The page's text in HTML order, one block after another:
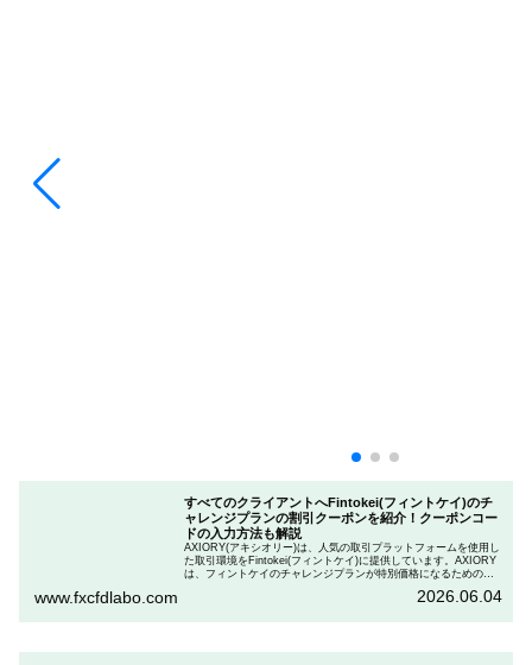
すべてのクライアントへFintokei(フィントケイ)のチ
ャレンジプランの割引クーポンを紹介！クーポンコー
ドの入力方法も解説
AXIORY(アキシオリー)は、人気の取引プラットフォームを使用し
た取引環境をFintokei(フィントケイ)に提供しています。AXIORY
は、フィントケイのチャレンジプランが特別価格になるためのク
ランを申し込むときのクーポンコードを入力して割引にする方法
www.fxcfdlabo.com 2026.06.04